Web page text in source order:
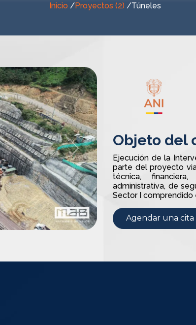
Inicio /Proyectos (2) /Túneles
Next
Objeto del
Ejecución de la
parte del proyecto
técnica,
administrativa, de
Sector I comprendido
Agendar una cita